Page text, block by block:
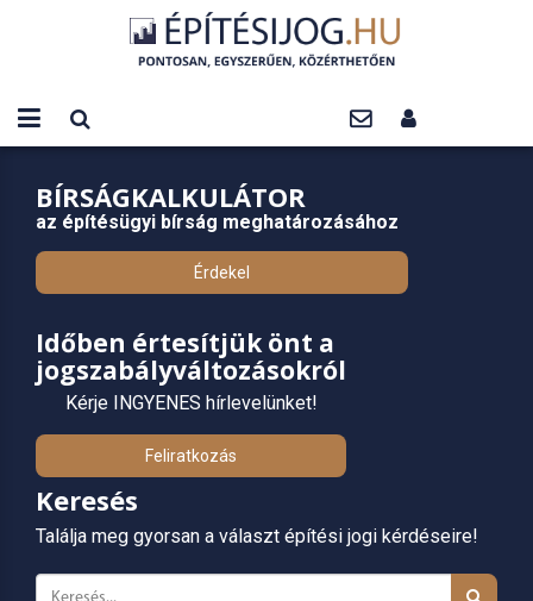
BÍRSÁGKALKULÁTOR
az építésügyi bírság meghatározásához
Érdekel
Időben értesítjük önt a
jogszabályváltozásokról
Kérje INGYENES hírlevelünket!
Feliratkozás
Keresés
Találja meg gyorsan a választ építési jogi kérdéseire!